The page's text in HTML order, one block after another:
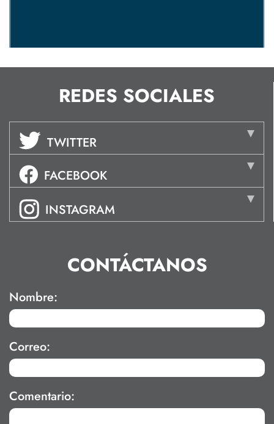
REDES SOCIALES
TWITTER
FACEBOOK
INSTAGRAM
CONTÁCTANOS
Nombre:
Correo:
Comentario: